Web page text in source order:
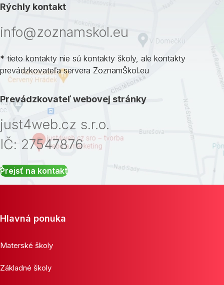
Rýchly kontakt
info@zoznamskol.eu
* tieto kontakty nie sú kontakty školy, ale kontakty
prevádzkovateľa servera ZoznamŠkol.eu
Prevádzkovateľ webovej stránky
just4web.cz s.r.o.
IČ: 27547876
Prejsť na kontakt
Hlavná ponuka
Materské školy
Základné školy